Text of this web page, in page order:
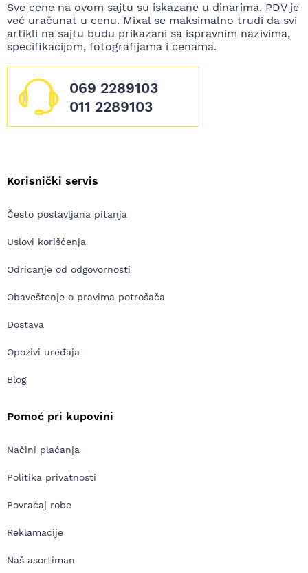
Sve cene na ovom sajtu su iskazane u dinarima. PDV je
već uračunat u cenu. Mixal se maksimalno trudi da svi
artikli na sajtu budu prikazani sa ispravnim nazivima,
specifikacijom, fotografijama i cenama.
069 2289103
011 2289103
Korisnički servis
Često postavljana pitanja
Uslovi korišćenja
Odricanje od odgovornosti
Obaveštenje o pravima potrošača
Dostava
Opozivi uređaja
Blog
Pomoć pri kupovini
Načini plaćanja
Politika privatnosti
Povraćaj robe
Reklamacije
Naš asortiman